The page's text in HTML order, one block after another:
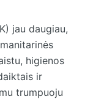
jau daugiau,
higienos
ir
trumpuoju